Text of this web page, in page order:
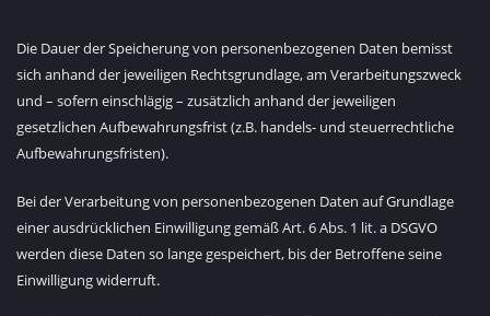
Die Dauer der Speicherung von personenbezogenen Daten bemisst
sich anhand der jeweiligen Rechtsgrundlage, am Verarbeitungszweck
und – sofern einschlägig – zusätzlich anhand der jeweiligen
gesetzlichen Aufbewahrungsfrist (z.B. handels- und steuerrechtliche
Aufbewahrungsfristen).
Bei der Verarbeitung von personenbezogenen Daten auf Grundlage
einer ausdrücklichen Einwilligung gemäß Art. 6 Abs. 1 lit. a DSGVO
werden diese Daten so lange gespeichert, bis der Betroffene seine
Einwilligung widerruft.